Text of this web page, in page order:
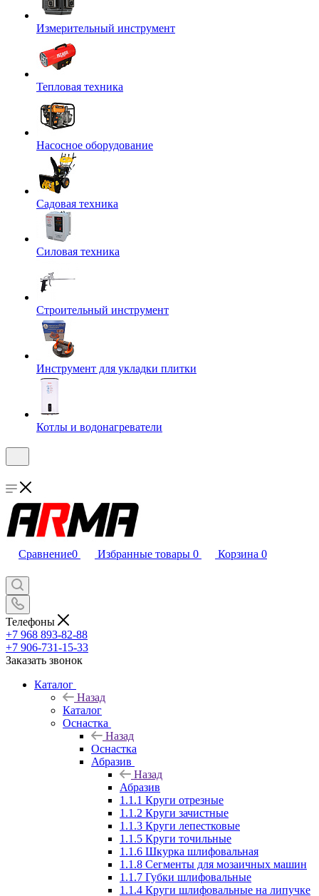
Измерительный инструмент
Тепловая техника
Насосное оборудование
Садовая техника
Силовая техника
Строительный инструмент
Инструмент для укладки плитки
Котлы и водонагреватели
Сравнение0 Избранные товары 0 Корзина 0
Телефоны
+7 968 893-82-88
+7 906-731-15-33
Заказать звонок
Каталог
Назад
Каталог
Оснастка
Назад
Оснастка
Абразив
Назад
Абразив
1.1.1 Круги отрезные
1.1.2 Круги зачистные
1.1.3 Круги лепестковые
1.1.5 Круги точильные
1.1.6 Шкурка шлифовальная
1.1.8 Сегменты для мозаичных машин
1.1.7 Губки шлифовальные
1.1.4 Круги шлифовальные на липучке